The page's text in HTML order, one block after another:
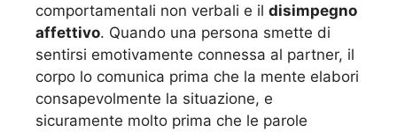
comportamentali non verbali e il disimpegno
affettivo. Quando una persona smette di
sentirsi emotivamente connessa al partner, il
corpo lo comunica prima che la mente elabori
consapevolmente la situazione, e
sicuramente molto prima che le parole